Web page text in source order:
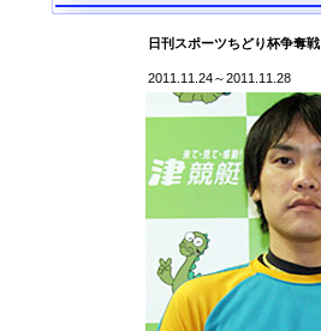
日刊スポーツちどり杯争奪戦
2011.11.24～2011.11.28